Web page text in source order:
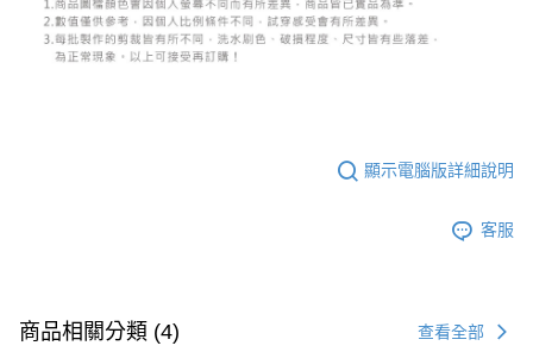
顯示電腦版詳細說明
客服
商品相關分類 (4) 查看全部